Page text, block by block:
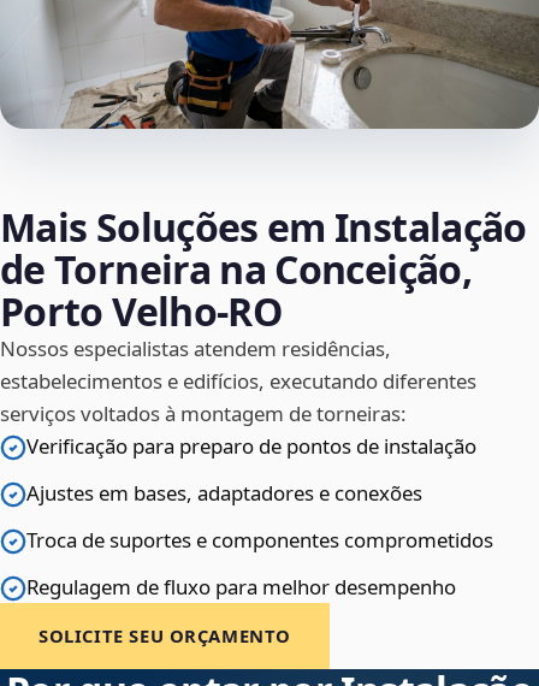
Mais Soluções em Instalação
de Torneira na Conceição,
Porto Velho‑RO
Nossos especialistas atendem residências,
estabelecimentos e edifícios, executando diferentes
serviços voltados à montagem de torneiras:
Verificação para preparo de pontos de instalação
Ajustes em bases, adaptadores e conexões
Troca de suportes e componentes comprometidos
Regulagem de fluxo para melhor desempenho
SOLICITE SEU ORÇAMENTO